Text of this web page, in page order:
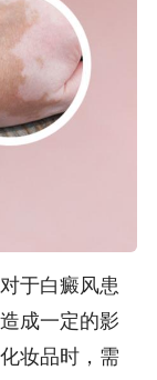
于白癜风患
成一定的影
妆品时，需